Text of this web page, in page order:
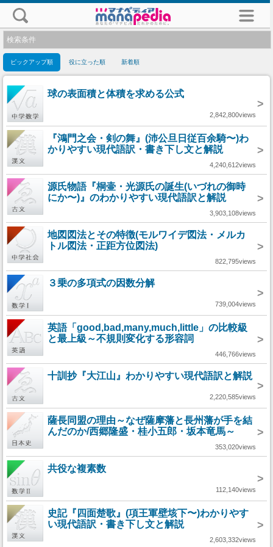
検索条件
ピックアップ順 役に立った順 新着順
球の表面積と体積を求める公式
>
2,842,800views
『鴻門之会・剣の舞』(沛公旦日従百余騎〜)わ
かりやすい現代語訳・書き下し文と解説
>
4,240,612views
源氏物語『桐壷・光源氏の誕生(いづれの御時
にか〜)』のわかりやすい現代語訳と解説
>
3,903,108views
地図図法とその特徴(モルワイデ図法・メルカ
トル図法・正距方位図法)
>
822,795views
３乗の多項式の因数分解
>
739,004views
英語「good,bad,many,much,little」の比較級
と最上級～不規則変化する形容詞
>
446,766views
十訓抄『大江山』わかりやすい現代語訳と解説
>
2,220,585views
薩長同盟の理由～なぜ薩摩藩と長州藩が手を結
んだのか/西郷隆盛・桂小五郎・坂本竜馬～
>
353,020views
共役な複素数
>
112,140views
史記『四面楚歌』(項王軍壁垓下〜)わかりやす
い現代語訳・書き下し文と解説
>
2,603,332views